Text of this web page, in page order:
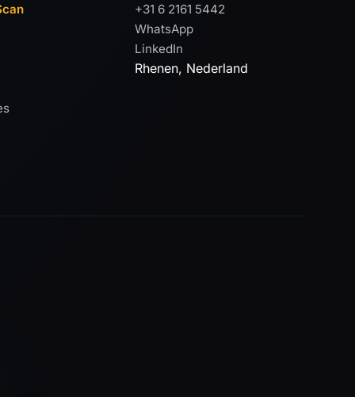
+31 6 2161 5442
WhatsApp
LinkedIn
Rhenen, Nederland